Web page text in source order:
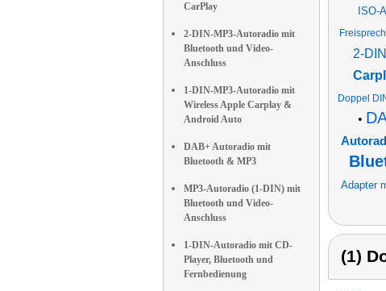
CarPlay
2-DIN-MP3-Autoradio mit
Bluetooth und Video-
Anschluss
1-DIN-MP3-Autoradio mit
Wireless Apple Carplay &
Android Auto
DAB+ Autoradio mit
Bluetooth & MP3
MP3-Autoradio (1-DIN) mit
Bluetooth und Video-
Anschluss
1-DIN-Autoradio mit CD-
Player, Bluetooth und
Fernbedienung
ISO-
2-
Doppel
•
Adapter
(1)